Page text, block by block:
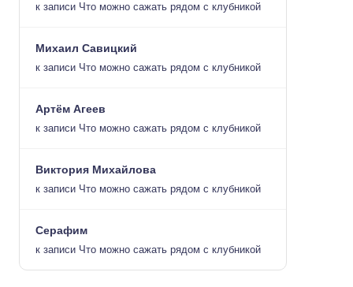
к записи Что можно сажать рядом с клубникой
Михаил Савицкий
к записи Что можно сажать рядом с клубникой
Артём Агеев
к записи Что можно сажать рядом с клубникой
Виктория Михайлова
к записи Что можно сажать рядом с клубникой
Серафим
к записи Что можно сажать рядом с клубникой